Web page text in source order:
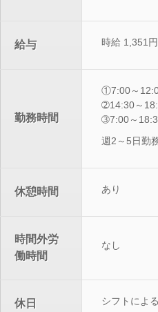
給与 時給 1,351円
勤務時間
①7:00～
➁14:30～
➂7:00～
週2～5日勤
休憩時間 あり
時間外労
働時間
なし
休日 シフトによる